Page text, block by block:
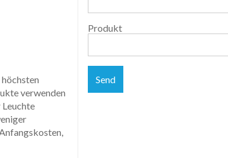
verwenden
Produkt
Send